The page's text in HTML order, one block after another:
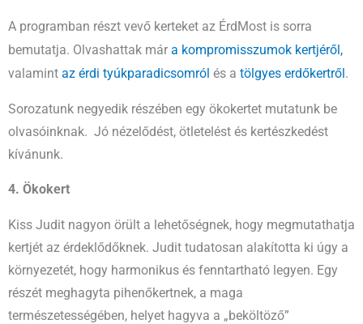
A programban részt vevő kerteket az ÉrdMost is sorra
bemutatja. Olvashattak már a kompromisszumok kertjéről,
valamint az érdi tyúkparadicsomról és a tölgyes erdőkertről .
Sorozatunk negyedik részében egy ökokertet mutatunk be
olvasóinknak. Jó nézelődést, ötletelést és kertészkedést
kívánunk.
4. Ökokert
Kiss Judit nagyon örült a lehetőségnek, hogy megmutathatja
kertjét az érdeklődőknek. Judit tudatosan alakította ki úgy a
környezetét, hogy harmonikus és fenntartható legyen. Egy
részét meghagyta pihenőkertnek, a maga
természetességében, helyet hagyva a „beköltöző”